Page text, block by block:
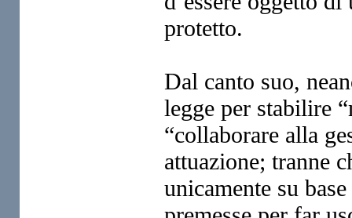
protetto.
Dal canto suo,
legge per stabilire
“collaborare alla
attuazione; tranne
unicamente su